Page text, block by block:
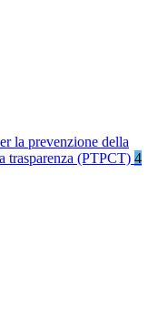
la prevenzione della
trasparenza (PTPCT) 4